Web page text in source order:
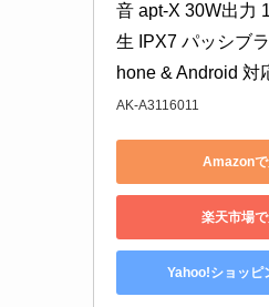
音 apt-X 30W出力
生 IPX7 パッシブ
hone & Android 対
AK-A3116011
Amazonで
楽天市場
Yahoo!ショッピ